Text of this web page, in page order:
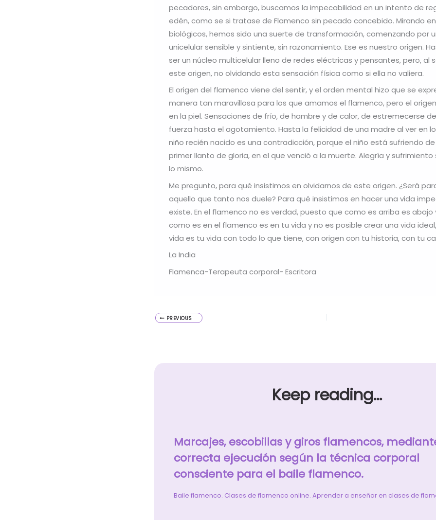
pecadores, sin embargo, buscamos la impecabilidad en un intento de
edén, como se si tratase de Flamenco sin pecado concebido. Mirando
biológicos, hemos sido una suerte de transformación, comenzando por
unicelular sensible y sintiente, sin razonamiento. Ese es nuestro origen.
ser un núcleo multicelular lleno de redes eléctricas y pensantes, pero, al
este origen, no olvidando esta sensación física como si ella no valiera.
El origen del flamenco viene del sentir, y el orden mental hizo que se
manera tan maravillosa para los que amamos el flamenco, pero el
en la piel. Sensaciones de frío, de hambre y de calor, de estremecerse
fuerza hasta el agotamiento. Hasta la felicidad de una madre al ver en
niño recién nacido es una contradicción, porque el niño está sufriendo
primer llanto de gloria, en el que venció a la muerte. Alegría y
lo mismo.
Me pregunto, para qué insistimos en olvidarnos de este origen. ¿Será
aquello que tanto nos duele? Para qué insistimos en hacer una vida
existe. En el flamenco no es verdad, puesto que como es arriba es abajo
como es en el flamenco es en tu vida y no es posible crear una vida
vida es tu vida con todo lo que tiene, con origen con tu historia, con tu
La India
Flamenca-Terapeuta corporal- Escritora
PREVIOUS
Keep reading...
Marcajes, escobillas y giros flamencos,
correcta ejecución según la técnica corporal
consciente para el baile flamenco.
Baile flamenco. Clases de flamenco online. Aprender a enseñar en clases de